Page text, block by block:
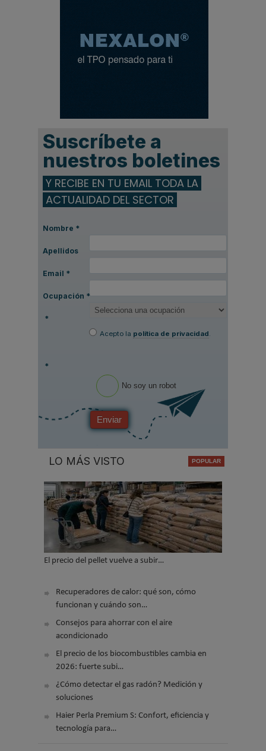
Suscríbete a
nuestros boletines
Y RECIBE EN TU EMAIL TODA LA
ACTUALIDAD DEL SECTOR
Nombre *
Apellidos
Email *
Ocupación *
*
Acepto la política de privacidad.
*
No soy un robot
Enviar
LO MÁS VISTO
El precio del pellet vuelve a subir…
Recuperadores de calor: qué son, cómo
funcionan y cuándo son…
Consejos para ahorrar con el aire
acondicionado
El precio de los biocombustibles cambia en
2026: fuerte subi…
¿Cómo detectar el gas radón? Medición y
soluciones
Haier Perla Premium S: Confort, eficiencia y
tecnología para…